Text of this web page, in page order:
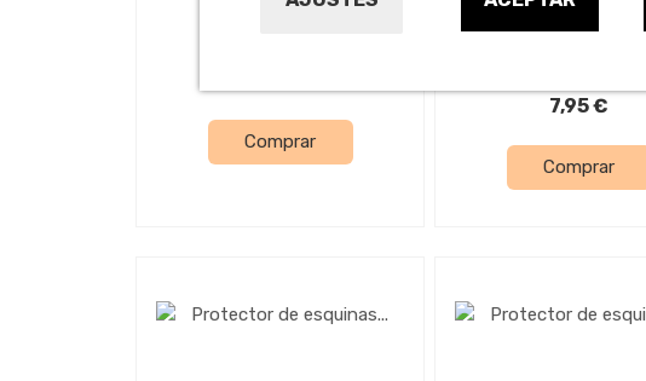
Comprar
metros
7,95 €
Comprar